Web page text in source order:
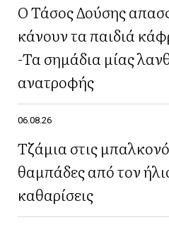
Ο Τάσος Δούσης
κάνουν τα παιδιά
-Τα σημάδια μίας
ανατροφής
06.08.26
Τζάμια στις
θαμπάδες από τον
καθαρίσεις